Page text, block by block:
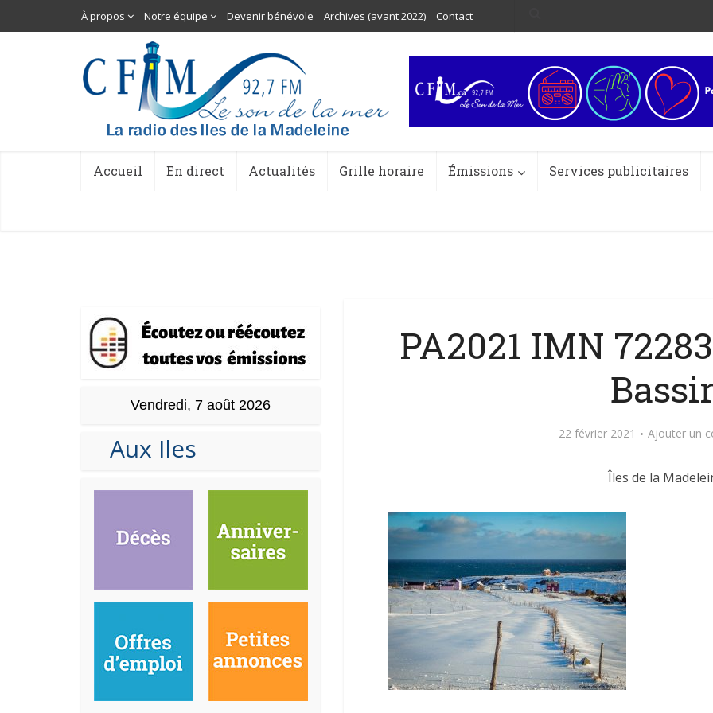
À propos Notre équipe Devenir bénévole Archives (avant 2022) Contact
Accueil En direct Actualités Grille horaire Émissions Services publicitaires
Vendredi, 7 août 2026
Aux Iles
PA2021 IMN
22 février 2021 Ajouter un
Îles de la